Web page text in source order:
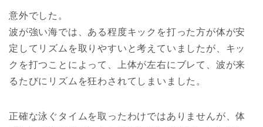
意外でした。
波が強い海では、ある程度キックを打った方が体が安
定してリズムを取りやすいと考えていましたが、キッ
クを打つことによって、上体が左右にブレて、波が来
るたびにリズムを狂わされてしまいました。
正確な泳ぐタイムを取ったわけではありませんが、体